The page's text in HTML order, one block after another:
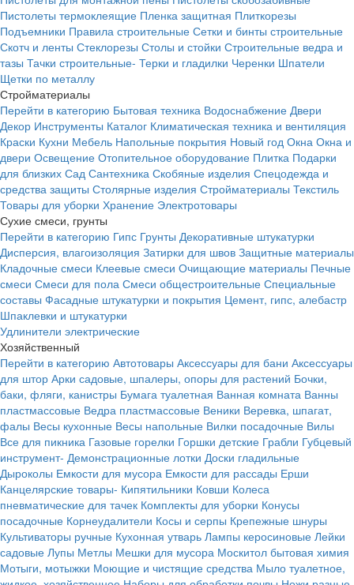
Пистолеты термоклеящие Пленка защитная Плиткорезы
Подъемники Правила строительные Сетки и бинты строительные
Скотч и ленты Стеклорезы Столы и стойки Строительные ведра и
тазы Тачки строительные- Терки и гладилки Черенки Шпатели
Щетки по металлу
Стройматериалы
Перейти в категорию Бытовая техника Водоснабжение Двери
Декор Инструменты Каталог Климатическая техника и вентиляция
Краски Кухни Мебель Напольные покрытия Новый год Окна Окна и
двери Освещение Отопительное оборудование Плитка Подарки
для близких Сад Сантехника Скобяные изделия Спецодежда и
средства защиты Столярные изделия Стройматериалы Текстиль
Товары для уборки Хранение Электротовары
Сухие смеси, грунты
Перейти в категорию Гипс Грунты Декоративные штукатурки
Дисперсия, влагоизоляция Затирки для швов Защитные материалы
Кладочные смеси Клеевые смеси Очищающие материалы Печные
смеси Смеси для пола Смеси общестроительные Специальные
составы Фасадные штукатурки и покрытия Цемент, гипс, алебастр
Шпаклевки и штукатурки
Удлинители электрические
Хозяйственный
Перейти в категорию Автотовары Аксессуары для бани Аксессуары
для штор Арки садовые, шпалеры, опоры для растений Бочки,
баки, фляги, канистры Бумага туалетная Ванная комната Ванны
пластмассовые Ведра пластмассовые Веники Веревка, шпагат,
фалы Весы кухонные Весы напольные Вилки посадочные Вилы
Все для пикника Газовые горелки Горшки детские Грабли Губцевый
инструмент- Демонстрационные лотки Доски гладильные
Дыроколы Емкости для мусора Емкости для рассады Ерши
Канцелярские товары- Кипятильники Ковши Колеса
пневматические для тачек Комплекты для уборки Конусы
посадочные Корнеудалители Косы и серпы Крепежные шнуры
Культиваторы ручные Кухонная утварь Лампы керосиновые Лейки
садовые Лупы Метлы Мешки для мусора Москитол бытовая химия
Мотыги, мотыжки Моющие и чистящие средства Мыло туалетное,